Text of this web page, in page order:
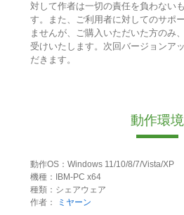
対して作者は一切の責任を負わない
す。また、ご利用者に対してのサポ
ませんが、ご購入いただいた方のみ
受けいたします。次回バージョンア
だきます。
動作環境
動作OS：Windows 11/10/8/7/Vista/XP
機種：IBM-PC x64
種類：シェアウェア
作者：
ミヤーン